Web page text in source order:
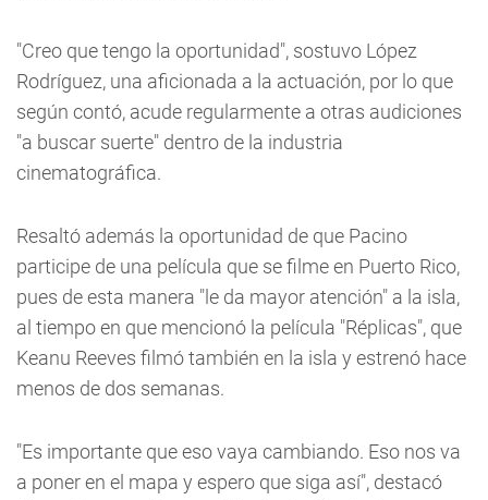
"Creo que tengo la oportunidad", sostuvo López
Rodríguez, una aficionada a la actuación, por lo que
según contó, acude regularmente a otras audiciones
"a buscar suerte" dentro de la industria
cinematográfica.
Resaltó además la oportunidad de que Pacino
participe de una película que se filme en Puerto Rico,
pues de esta manera "le da mayor atención" a la isla,
al tiempo en que mencionó la película "Réplicas", que
Keanu Reeves filmó también en la isla y estrenó hace
menos de dos semanas.
"Es importante que eso vaya cambiando. Eso nos va
a poner en el mapa y espero que siga así", destacó